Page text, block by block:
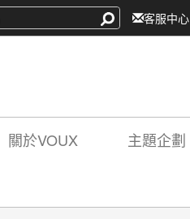
客服中心
關於VOUX 主題企劃